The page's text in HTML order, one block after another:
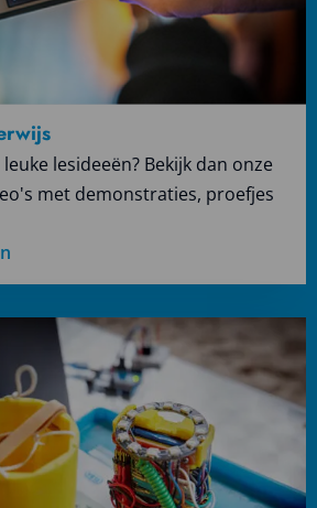
lesideeën? Bekijk dan onze
met demonstraties, proefjes